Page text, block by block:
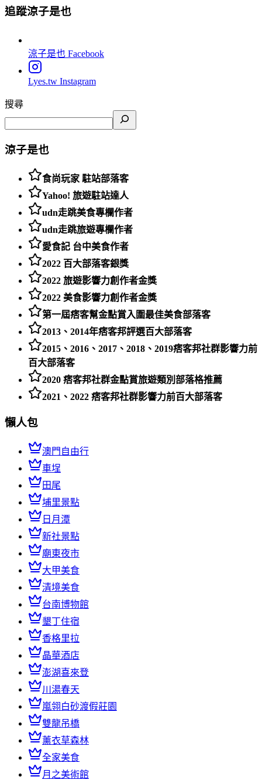
追蹤涼子是也
涼子是也 Facebook
Lyes.tw Instagram
搜尋
涼子是也
食尚玩家 駐站部落客
Yahoo! 旅遊駐站達人
udn走跳美食專欄作者
udn走跳旅遊專欄作者
愛食記 台中美食作者
2022 百大部落客銀獎
2022 旅遊影響力創作者金獎
2022 美食影響力創作者金獎
第一屆痞客幫金點賞入圍最佳美食部落客
2013、2014年痞客邦評選百大部落客
2015、2016、2017、2018、2019痞客邦社群影響力前
百大部落客
2020 痞客邦社群金點賞旅遊類別部落格推薦
2021、2022 痞客邦社群影響力前百大部落客
懶人包
澳門自由行
車埕
田尾
埔里景點
日月潭
新社景點
廟東夜市
大甲美食
清境美食
台南博物館
墾丁住宿
香格里拉
晶華酒店
澎湖喜來登
川湯春天
嵐翎白砂渡假莊園
雙龍吊橋
薰衣草森林
全家美食
月之美術館